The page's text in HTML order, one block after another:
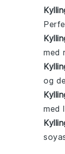
med
og
med